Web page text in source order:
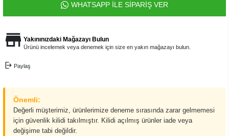
WHATSAPP İLE SİPARİŞ VER
Yakınınızdaki Mağazayı Bulun
Ürünü incelemek veya denemek için size en yakın mağazayı bulun.
Paylaş
Önemli:
Değerli müşterimiz, ürünlerimize deneme sırasında zarar gelmemesi
için güvenlik kilidi takılmıştır. Kilidi açılmış ürünler iade veya
değişime tabi değildir.